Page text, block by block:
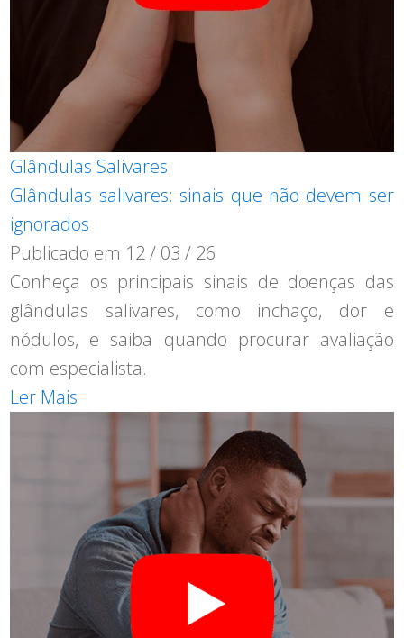
Glândulas Salivares
Glândulas salivares: sinais que não devem ser
ignorados
Publicado em 12 / 03 / 26
Conheça os principais sinais de doenças das
glândulas salivares, como inchaço, dor e
nódulos, e saiba quando procurar avaliação
com especialista.
Ler Mais